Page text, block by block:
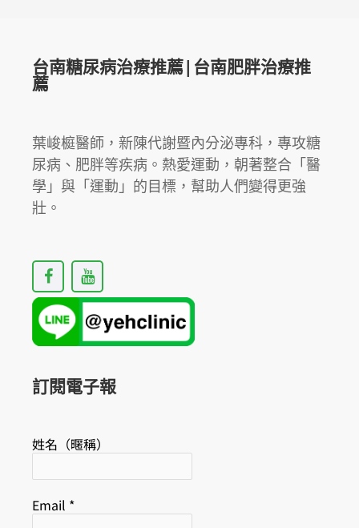
年
台南糖尿病治療推薦|台南肥胖治療推
薦
葉峻榳醫師，新陳代謝暨內分泌專科，專攻糖
尿病、肥胖等疾病。熱愛運動，朝著整合「醫
學」與「運動」的目標，幫助人們變得更強
壯。
F
a
c
e
b
o
k
Y
o
u
t
u
b
訂閱電子報
姓名（暱稱）
Email *